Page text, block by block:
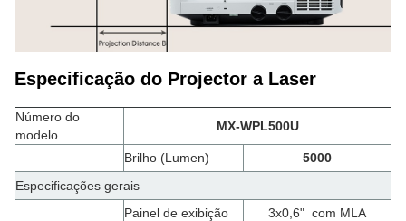
Especificação do Projector a Laser
Número do
modelo.
MX-WPL500U
Brilho (Lumen)
5000
Especificações gerais
Painel de exibição 3x0,6" com MLA